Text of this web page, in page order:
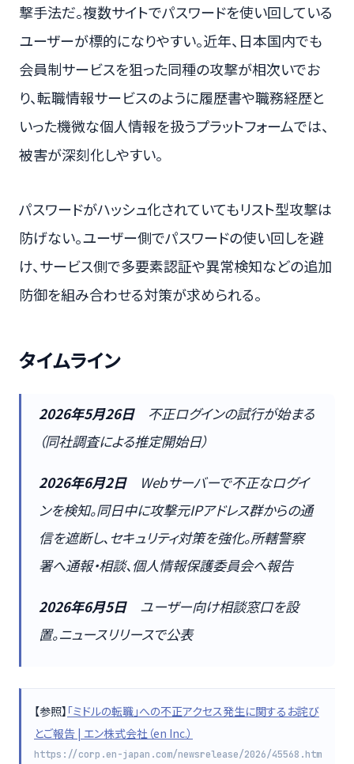
撃手法だ。複数サイトでパスワードを使い回している
ユーザーが標的になりやすい。近年、日本国内でも
会員制サービスを狙った同種の攻撃が相次いでお
り、転職情報サービスのように履歴書や職務経歴と
いった機微な個人情報を扱うプラットフォームでは、
被害が深刻化しやすい。
パスワードがハッシュ化されていてもリスト型攻撃は
防げない。ユーザー側でパスワードの使い回しを避
け、サービス側で多要素認証や異常検知などの追加
防御を組み合わせる対策が求められる。
タイムライン
2026年5月26日不正ログインの試行が始まる
（同社調査による推定開始日）
2026年6月2日Webサーバーで不正なログイ
ンを検知。同日中に攻撃元IPアドレス群からの通
信を遮断し、セキュリティ対策を強化。所轄警察
署へ通報・相談、個人情報保護委員会へ報告
2026年6月5日ユーザー向け相談窓口を設
置。ニュースリリースで公表
【参照】 「ミドルの転職」への不正アクセス発生に関するお詫び
とご報告 | エン株式会社（en Inc.）
https://corp.en-japan.com/newsrelease/2026/45568.htm